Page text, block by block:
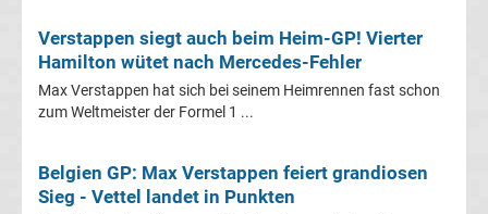
La
Liga
Ergebnisse
Verstappen siegt auch beim Heim-GP! Vierter
Hamilton wütet nach Mercedes-Fehler
Max Verstappen hat sich bei seinem Heimrennen fast schon
zum Weltmeister der Formel 1 ...
Belgien GP: Max Verstappen feiert grandiosen
Sieg - Vettel landet in Punkten